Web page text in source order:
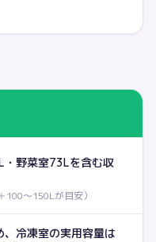
野菜室73Lを含む収
100〜150Lが目安）
冷凍室の実用容量は